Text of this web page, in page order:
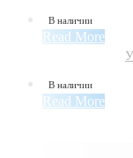
В наличии
Read More
В наличии
Read More